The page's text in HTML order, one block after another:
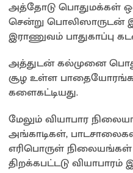
அத்தோடு பொதுமக்கள்
சென்று
இராணுவம் பாதுகாப்பு
அத்துடன் கல்முனை
சூழ உள்ள
களைகட்டியது.
மேலும் வியாபார
அங்காடிகள்,
எரிபொருள்
திறக்கபட்டடு வியாபாரம்